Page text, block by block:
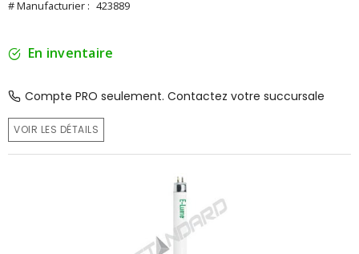
# Manufacturier : 423889
En inventaire
Compte PRO seulement. Contactez votre succursale
VOIR LES DÉTAILS